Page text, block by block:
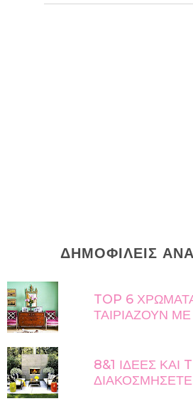
ΔΗΜΟΦΙΛΕΙΣ
TOP 6
ΤΑΙΡΙΑΖΟΥΝ
8&1 ΙΔΕΕΣ ΚΑΙ